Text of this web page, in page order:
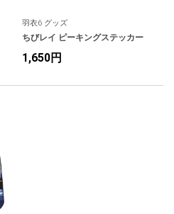
羽衣6 グッズ
ちびレイ ピーキングステッカー
1,650円